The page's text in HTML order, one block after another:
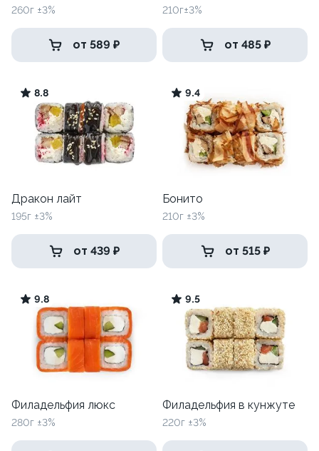
260г ±3%
от 589 ₽
210г±3%
от 485 ₽
8.8
Дракон лайт
195г ±3%
от 439 ₽
9.4
Бонито
210г ±3%
от 515 ₽
9.8
Филадельфия люкс
280г ±3%
9.5
Филадельфия в кунжуте
220г ±3%